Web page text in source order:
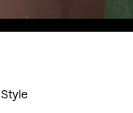
Style